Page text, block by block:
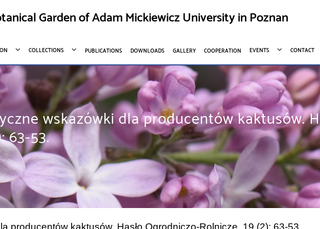
Garden of Adam Mickiewicz University in Poznan
COLLECTIONS PUBLICATIONS DOWNLOADS GALLERY COOPERATION EVENTS CONTACT
wskazówki dla producentów kaktusów.
63-53.
producentów kaktusów. Hasło Ogrodniczo-Rolnicze, 19 (2): 63-53.